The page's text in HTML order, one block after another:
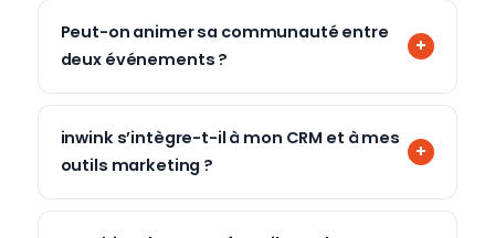
Peut-on animer sa communauté entre
deux événements ?
inwink s’intègre-t-il à mon CRM et à mes
outils marketing ?